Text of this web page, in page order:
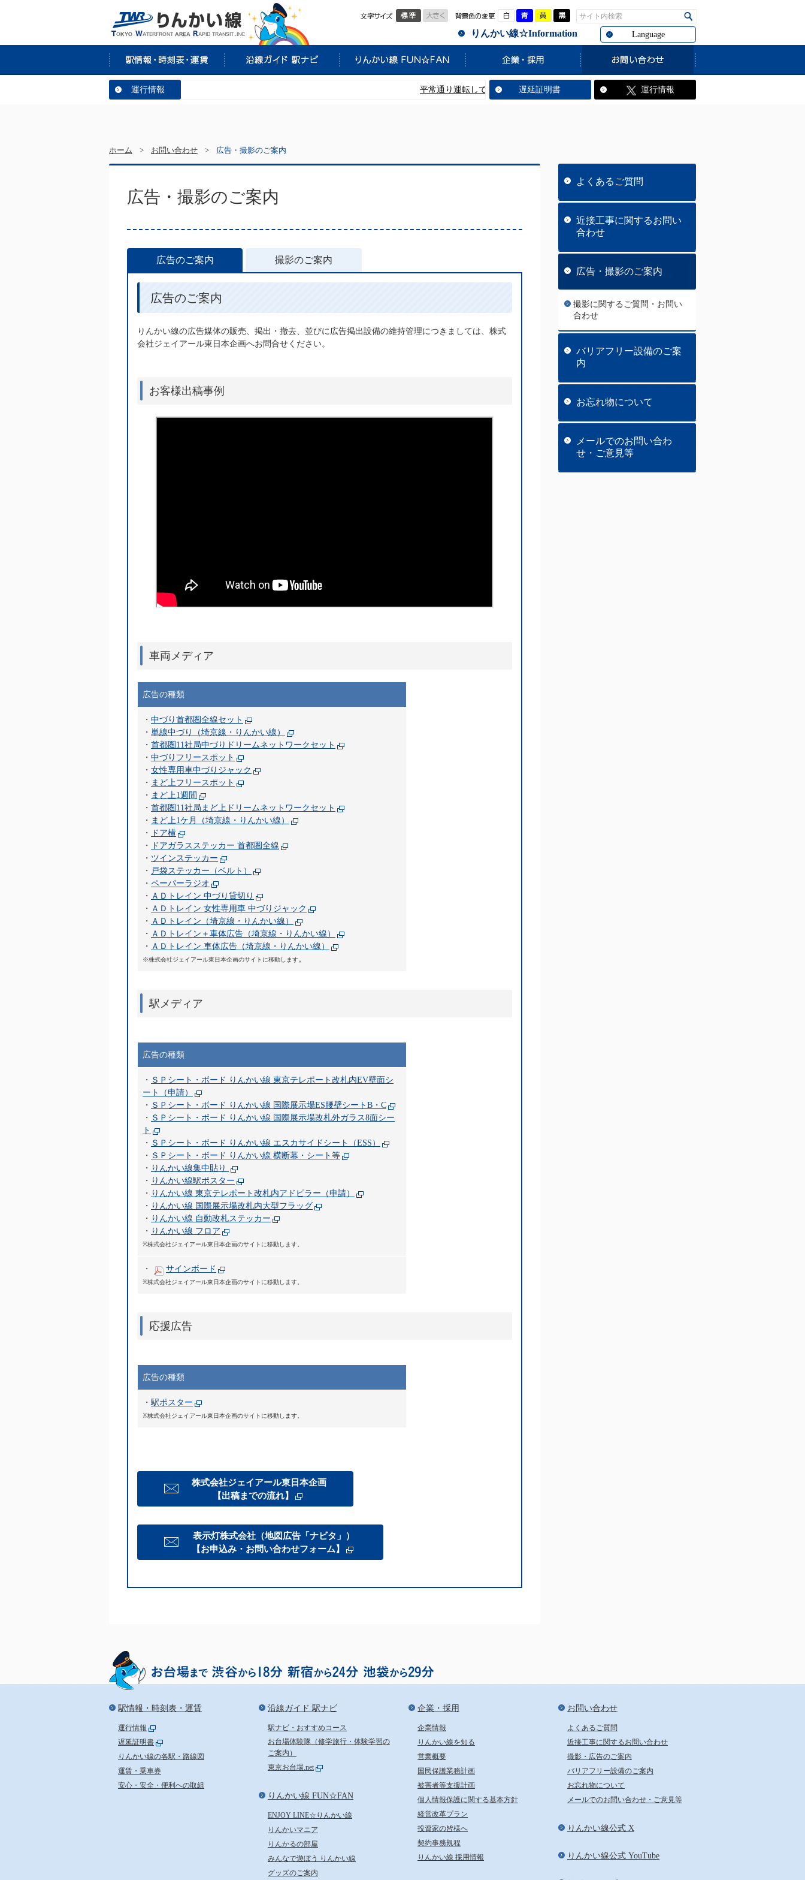
標準 大きく 白 青 黄 サイト内検索
Language
りんかい線☆Information
運行情報 平常通り運転しています。 遅延証明書 運行情報
ホーム > お問い合わせ > 広告・撮影のご案内
広告・撮影のご案内
広告のご案内 撮影のご案内
広告のご案内
りんかい線の広告媒体の販売、掲出・撤去、並びに広告掲出設備の維持管理につきましては、株式
会社ジェイアール東日本企画へお問合せください。
お客様出稿事例
車両メディア
広告の種類
・ 中づり首都圏全線セット
・ 単線中づり（埼京線・りんかい線）
・ 首都圏11社局中づりドリームネットワークセット
・ 中づりフリースポット
・ 女性専用車中づりジャック
・ まど上フリースポット
・ まど上1週間
・ 首都圏11社局まど上ドリームネットワークセット
・ まど上1ケ月（埼京線・りんかい線）
・
ドア横
・
ドアガラスステッカー 首都圏全線
・ ツインステッカー
・ 戸袋ステッカー（ベルト）
・ ペーパーラジオ
・ ＡＤトレイン 中づり貸切り
・ ＡＤトレイン 女性専用車 中づりジャック
・ ＡＤトレイン（埼京線・りんかい線）
・ ＡＤトレイン＋車体広告（埼京線・りんかい線）
・ ＡＤトレイン 車体広告（埼京線・りんかい線）
※株式会社ジェイアール東日本企画のサイトに移動します。
駅メディア
広告の種類
・ ＳＰシート・ボード りんかい線 東京テレポート改札内EV壁面シ
ート（申請）
・ ＳＰシート・ボード りんかい線 国際展示場ES腰壁シートB・C
・ ＳＰシート・ボード りんかい線 国際展示場改札外ガラス8面シー
ト
・ ＳＰシート・ボード りんかい線 エスカサイドシート（ESS）
・ ＳＰシート・ボード りんかい線 横断幕・シート等
・ りんかい線集中貼り
・ りんかい線駅ポスター
・ りんかい線 東京テレポート改札内アドピラー（申請）
・ りんかい線 国際展示場改札内大型フラッグ
・ りんかい線 自動改札ステッカー
・ りんかい線 フロア
※株式会社ジェイアール東日本企画のサイトに移動します。
・ サインボード
※株式会社ジェイアール東日本企画のサイトに移動します。
応援広告
広告の種類
・駅ポスター
※株式会社ジェイアール東日本企画のサイトに移動します。
株式会社ジェイアール東日本企画
【出稿までの流れ】
表示灯株式会社（地図広告「ナビタ」）
【お申込み・お問い合わせフォーム】
よくあるご質問
近接工事に関するお問い
合わせ
広告・撮影のご案内
撮影に関するご質問・お問い
合わせ
バリアフリー設備のご案
内
お忘れ物について
メールでのお問い合わ
せ・ご意見等
駅情報・時刻表・運賃
運行情報
遅延証明書
りんかい線の各駅・路線図
運賃・乗車券
安心・安全・便利への取組
沿線ガイド 駅ナビ
駅ナビ・おすすめコース
お台場体験隊（修学旅行・体験学習の
ご案内）
東京お台場.net
りんかい線 FUN☆FAN
ENJOY LINE☆りんかい線
りんかいマニア
りんかるの部屋
みんなで遊ぼう りんかい線
グッズのご案内
企業・採用
企業情報
りんかい線を知る
営業概要
国民保護業務計画
被害者等支援計画
個人情報保護に関する基本方針
経営改革プラン
投資家の皆様へ
契約事務規程
りんかい線 採用情報
お問い合わせ
よくあるご質問
近接工事に関するお問い合わせ
撮影・広告のご案内
バリアフリー設備のご案内
お忘れ物について
メールでのお問い合わせ・ご意見等
りんかい線公式 X
りんかい線公式 YouTube